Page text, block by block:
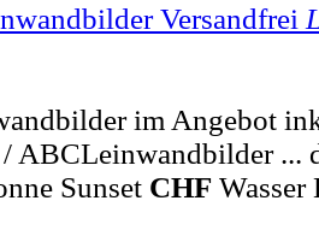
Versandfrei
im Angebot
ABCLeinwandbilder ...
Sunset CHF